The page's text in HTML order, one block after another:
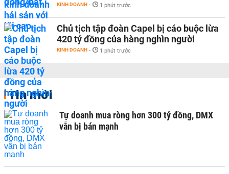
KINH DOANH - 1 phút trước
Chủ tịch tập đoàn Capel bị cáo buộc lừa
420 tỷ đồng của hàng nghìn người
KINH DOANH - 1 phút trước
Tin mới
Tự doanh mua ròng hơn 300 tỷ đồng, DMX
vẫn bị bán mạnh